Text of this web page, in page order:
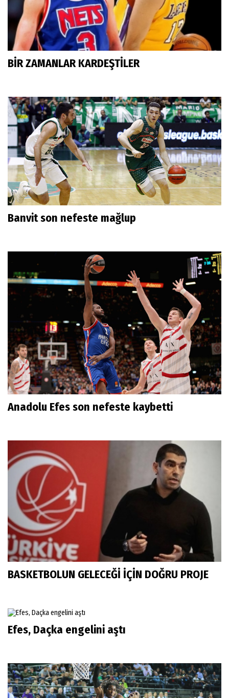
BİR ZAMANLAR KARDEŞTİLER
Banvit son nefeste mağlup
Anadolu Efes son nefeste kaybetti
BASKETBOLUN GELECEĞİ İÇİN DOĞRU PROJE
Efes, Daçka engelini aştı